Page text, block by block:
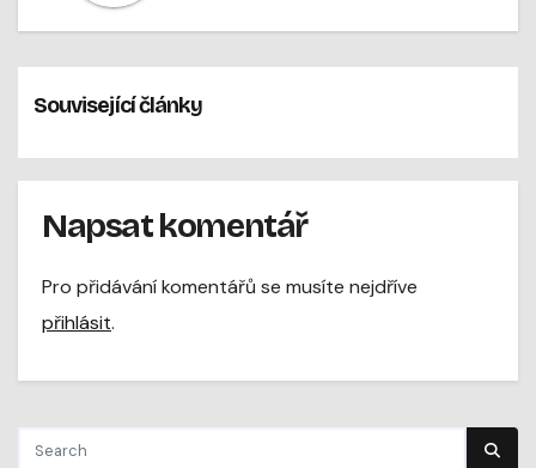
Související články
Napsat komentář
Pro přidávání komentářů se musíte nejdříve
přihlásit.